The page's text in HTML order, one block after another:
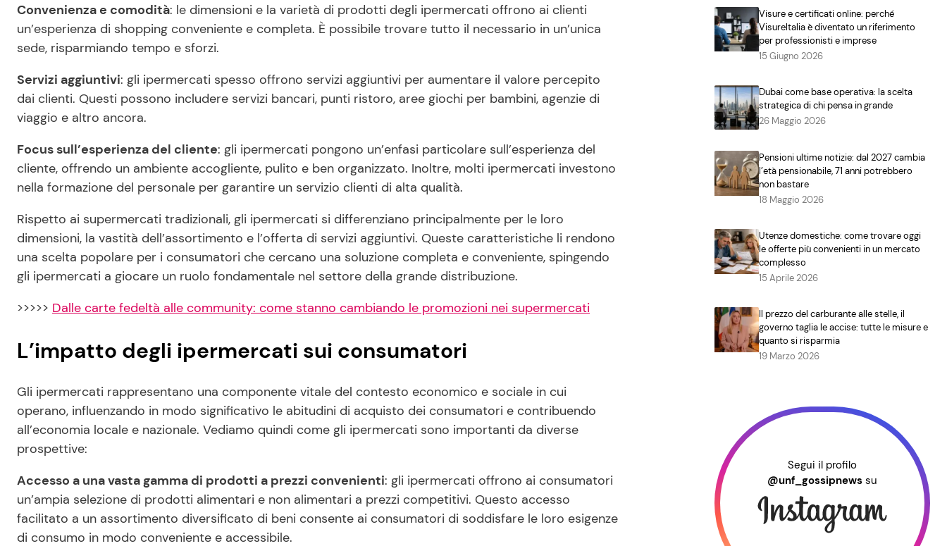
Convenienza e comodità: le dimensioni e la varietà di prodotti degli ipermercati offrono ai clienti
un’esperienza di shopping conveniente e completa. È possibile trovare tutto il necessario in un’unica
sede, risparmiando tempo e sforzi.
Servizi aggiuntivi: gli ipermercati spesso offrono servizi aggiuntivi per aumentare il valore percepito
dai clienti. Questi possono includere servizi bancari, punti ristoro, aree giochi per bambini, agenzie di
viaggio e altro ancora.
Focus sull’esperienza del cliente: gli ipermercati pongono un’enfasi particolare sull’esperienza del
cliente, offrendo un ambiente accogliente, pulito e ben organizzato. Inoltre, molti ipermercati investono
nella formazione del personale per garantire un servizio clienti di alta qualità.
Rispetto ai supermercati tradizionali, gli ipermercati si differenziano principalmente per le loro
dimensioni, la vastità dell’assortimento e l’offerta di servizi aggiuntivi. Queste caratteristiche li rendono
una scelta popolare per i consumatori che cercano una soluzione completa e conveniente, spingendo
gli ipermercati a giocare un ruolo fondamentale nel settore della grande distribuzione.
>>>>> Dalle carte fedeltà alle community: come stanno cambiando le promozioni nei supermercati
L’impatto degli ipermercati sui consumatori
Gli ipermercati rappresentano una componente vitale del contesto economico e sociale in cui
operano, influenzando in modo significativo le abitudini di acquisto dei consumatori e contribuendo
all’economia locale e nazionale. Vediamo quindi come gli ipermercati sono importanti da diverse
prospettive:
Accesso a una vasta gamma di prodotti a prezzi convenienti: gli ipermercati offrono ai consumatori
un’ampia selezione di prodotti alimentari e non alimentari a prezzi competitivi. Questo accesso
facilitato a un assortimento diversificato di beni consente ai consumatori di soddisfare le loro esigenze
di consumo in modo conveniente e accessibile.
Visure e certificati online: perché
VisureItalia è diventato un riferimento
per professionisti e imprese
15 Giugno 2026
Dubai come base operativa: la scelta
strategica di chi pensa in grande
26 Maggio 2026
Pensioni ultime notizie: dal 2027 cambia
l’età pensionabile, 71 anni potrebbero
non bastare
18 Maggio 2026
Utenze domestiche: come trovare oggi
le offerte più convenienti in un mercato
complesso
15 Aprile 2026
Il prezzo del carburante alle stelle, il
governo taglia le accise: tutte le misure e
quanto si risparmia
19 Marzo 2026
Segui il profilo
@unf_gossipnews su